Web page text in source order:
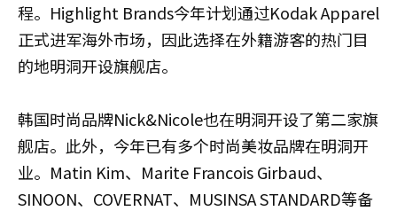
程。Highlight Brands今年计划通过Kodak Apparel
正式进军海外市场，因此选择在外籍游客的热门目
的地明洞开设旗舰店。
韩国时尚品牌Nick&Nicole也在明洞开设了第二家旗
舰店。此外，今年已有多个时尚美妆品牌在明洞开
业。Matin Kim、Marite Francois Girbaud、
SINOON、COVERNAT、MUSINSA STANDARD等备